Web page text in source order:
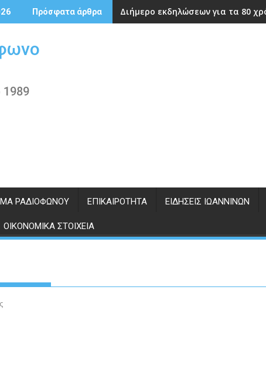
Πρόσφατα άρθρα Διήμερο εκδηλώσεων για τα 80
1989
ΡΑΔΙΟΦΏΝΟΥ ΕΠΙΚΑΙΡΌΤΗΤΑ ΕΙΔΉΣΕΙΣ ΙΩΑΝΝΊΝΩΝ
ΟΙΚΟΝΟΜΙΚΆ ΣΤΟΙΧΕΊΑ